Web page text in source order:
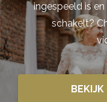
ingespeeld is
schakelt?